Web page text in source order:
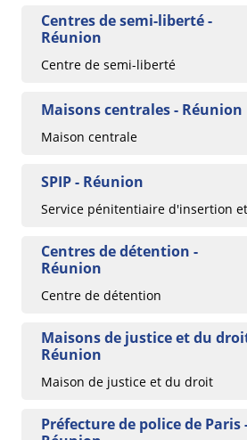
Centres de semi-liberté -
Réunion
Centre de semi-liberté
Maisons centrales - Réunion
Maison centrale
SPIP - Réunion
Service pénitentiaire d'insertion
Centres de détention -
Réunion
Centre de détention
Maisons de justice et du
Réunion
Maison de justice et du droit
Préfecture de police de Paris